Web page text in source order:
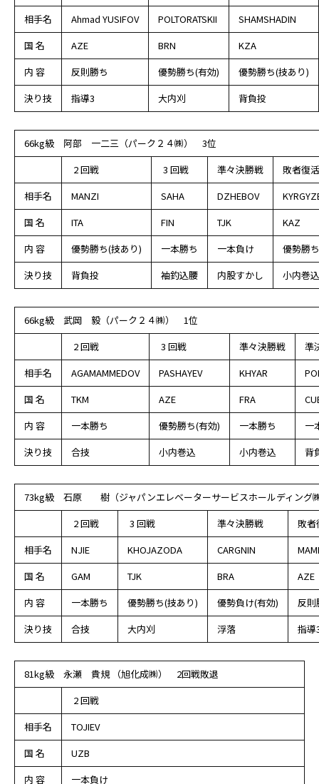
相手名
Ahmad YUSIFOV POLTORATSKII
SHAMSHADIN
国 名
AZE BRN
KZA
内 容
反則勝ち 優勢勝ち(有効)
優勢勝ち(技あり)
決り技
指導3 大内刈 背負投
66kg級 阿部 一二三（パーク２４㈱） 3位
2 回戦
3 回戦 準々決勝戦
敗者復
相手名
MANZI SAHA DZHEBOV
国 名
ITA FIN TJK
KAZ
内 容
優勢勝ち(技あり) 一本勝ち 一本負け
優勢勝
決り技
背負投 袖釣込腰 内股すかし 小内巻込
66kg級 武岡 毅（パーク２４㈱） 1位
2 回戦
3 回戦 準々決勝戦
準
相手名
AGAMAMMEDOV PASHAYEV KHYAR
国 名
TKM AZE FRA
内 容
一本勝ち 優勢勝ち(有効) 一本勝ち
一
決り技
合技 小内巻込 小内巻込 背
73kg級 石原 樹（ジャパンエレベーターサービスホールディング
2 回戦
3 回戦 準々決勝戦
敗
相手名
NJIE KHOJAZODA CARGNIN
国 名
GAM TJK BRA
AZE
内 容
一本勝ち 優勢勝ち(技あり) 優勢負け(有効)
反則
決り技
合技 大内刈 浮落 指導
81kg級 永瀬 貴規 （旭化成㈱） 2回戦敗退
2 回戦
相手名
TOJIEV
国 名
UZB
内 容
一本負け